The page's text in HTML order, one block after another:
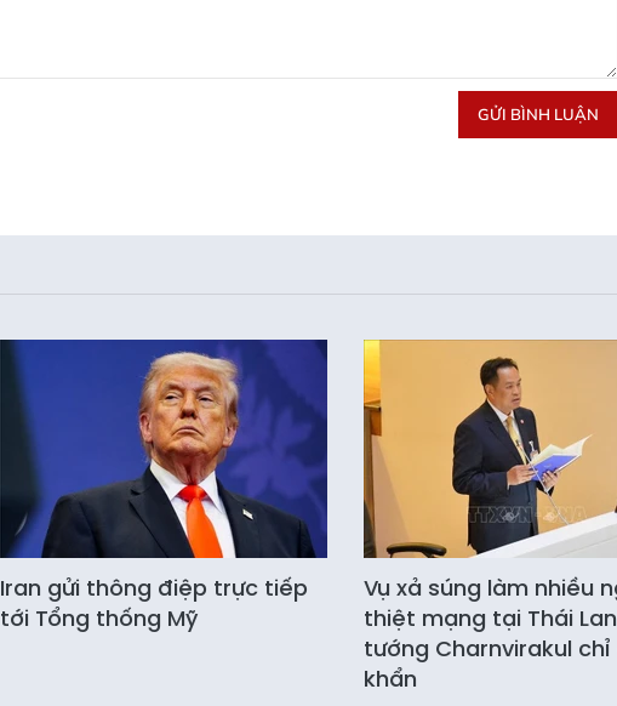
GỬI BÌNH LUẬN
Iran gửi thông điệp trực tiếp
tới Tổng thống Mỹ
Vụ xả súng làm nhiều
thiệt mạng tại Thái
tướng Charnvirakul
khẩn